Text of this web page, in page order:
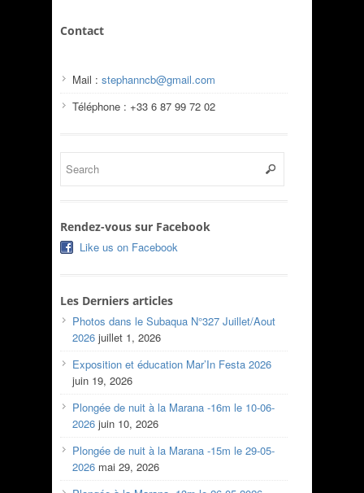
Contact
Mail : stephanncb@gmail.com
Téléphone : +33 6 87 99 72 02
Rendez-vous sur Facebook
Like us on Facebook
Les Derniers articles
Photos dans le Subaqua N°327 Juillet/Aout
2026 juillet 1, 2026
Exposition et éducation Mar’In Festa 2026
juin 19, 2026
Plongée de nuit à la Marana -16m le 10-06-
2026 juin 10, 2026
Plongée de nuit à la Marana -15m le 29-05-
2026 mai 29, 2026